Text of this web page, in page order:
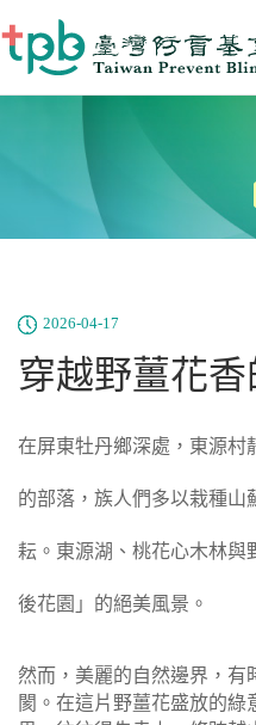
2026-04-17
穿越野薑花
在屏東牡丹鄉深處，東源村
的部落，族人們多以栽種山
耘。東源湖、桃花心木林與
後花園」的絕美風景。
然而，美麗的自然邊界，有
閡。在這片野薑花盛放的